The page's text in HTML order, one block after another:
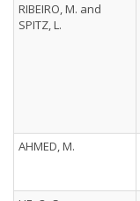
RIBEIRO, M. and
SPITZ, L.
AHMED, M.